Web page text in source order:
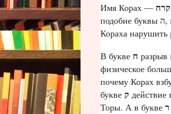
Имя Корах — קרח
подобие буквы ה, но с искаженной левой стороной, что указывает на желание
Кораха нарушить
В букве ח разрыв
физическое
почему Корах
букве ק
Торы. А в букве ר